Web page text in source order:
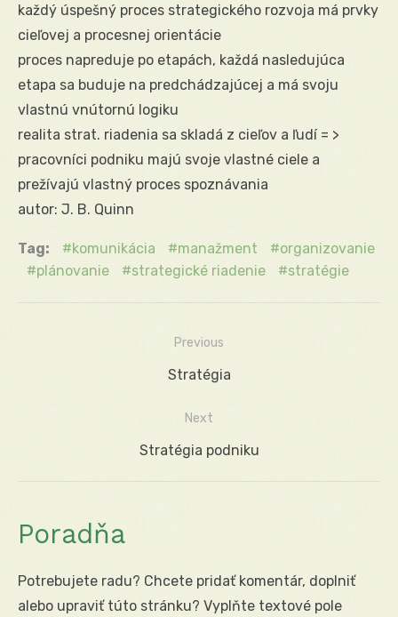
každý úspešný proces strategického rozvoja má prvky
cieľovej a procesnej orientácie
proces napreduje po etapách, každá nasledujúca
etapa sa buduje na predchádzajúcej a má svoju
vlastnú vnútornú logiku
realita strat. riadenia sa skladá z cieľov a ľudí = >
pracovníci podniku majú svoje vlastné ciele a
prežívajú vlastný proces spoznávania
autor: J. B. Quinn
Tag: komunikácia manažment
organizovanie
plánovanie
strategické riadenie stratégie
Previous
Previous
Stratégia
Next
Next
Stratégia podniku
Poradňa
Potrebujete radu? Chcete pridať komentár, doplniť
alebo upraviť túto stránku? Vyplňte textové pole